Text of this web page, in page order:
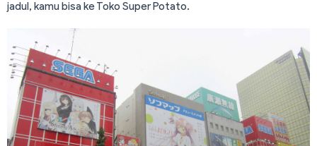
jadul, kamu bisa ke Toko Super Potato.